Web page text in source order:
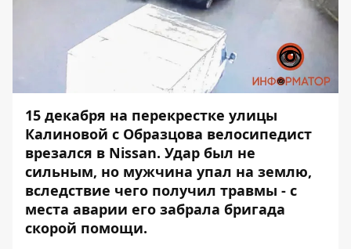
15 декабря на перекрестке улицы
Калиновой с Образцова велосипедист
врезался в Nissan. Удар был не
сильным, но мужчина упал на землю,
вследствие чего получил травмы - с
места аварии его забрала бригада
скорой помощи.